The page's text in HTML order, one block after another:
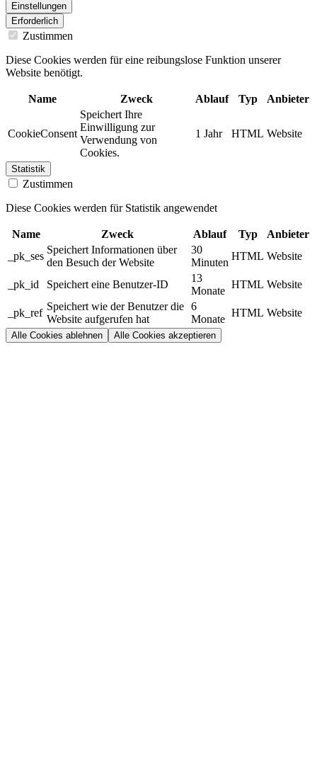
Einstellungen
Erforderlich
Zustimmen
Diese Cookies werden für eine reibungslose Funktion unserer
Website benötigt.
Name Zweck Ablauf Typ Anbieter
CookieConsent
Speichert Ihre
Einwilligung zur
Verwendung von
Cookies.
1 Jahr HTML Website
Statistik
Zustimmen
Diese Cookies werden für Statistik angewendet
Name Zweck Ablauf Typ
Anbieter
_pk_ses
Speichert Informationen über
den Besuch der Website
30
Minuten
HTML Website
_pk_id Speichert eine Benutzer-ID
13
Monate
HTML Website
_pk_ref
Speichert wie der Benutzer die
Website aufgerufen hat
6
Monate
HTML Website
Alle Cookies ablehnen Alle Cookies akzeptieren